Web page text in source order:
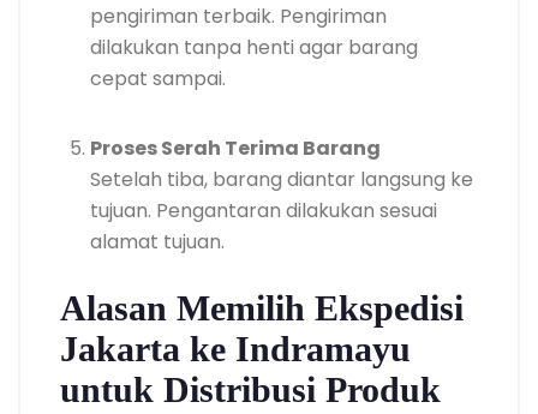
pengiriman terbaik. Pengiriman
dilakukan tanpa henti agar barang
cepat sampai.
Proses Serah Terima Barang
Setelah tiba, barang diantar langsung ke
tujuan. Pengantaran dilakukan sesuai
alamat tujuan.
Alasan Memilih Ekspedisi
Jakarta ke Indramayu
untuk Distribusi Produk